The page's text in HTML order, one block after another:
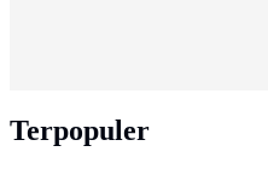
Terpopuler